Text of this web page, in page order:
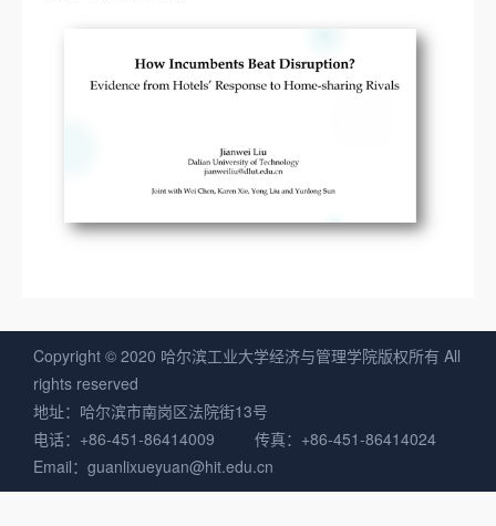
Copyright © 2020 哈尔滨工业大学经济与管理学院版权所有 All
rights reserved
地址：哈尔滨市南岗区法院街13号
电话：+86-451-86414009 传真：+86-451-86414024
Email：guanlixueyuan@hit.edu.cn